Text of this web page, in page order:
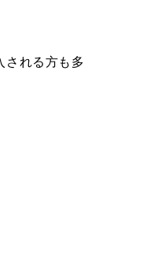
される方も多